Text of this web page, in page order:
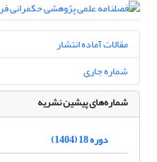
مقالات آماده انتشار
شماره جاری
شماره‌های پیشین نشریه
دوره 18 (1404)